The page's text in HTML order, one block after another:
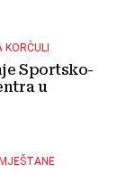
KORČULI
Sportsko-
u